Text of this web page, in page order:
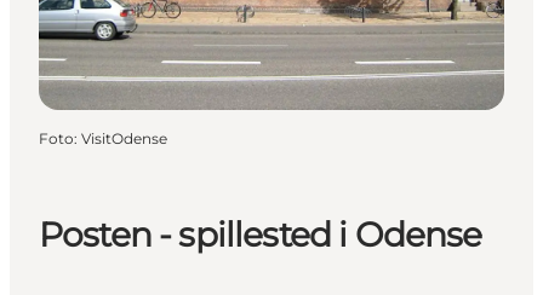
Posten - spillested i Odense
Foto: VisitOdense